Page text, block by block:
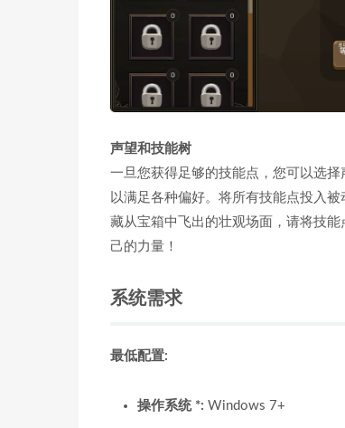
声望和技能树
一旦您获得足够的技能点，您可以选
以满足各种偏好。将所有技能点投入
藏从宝箱中飞出的壮观场面，请将技
己的力量！
系统需求
最低配置:
操作系统 *: Windows 7+